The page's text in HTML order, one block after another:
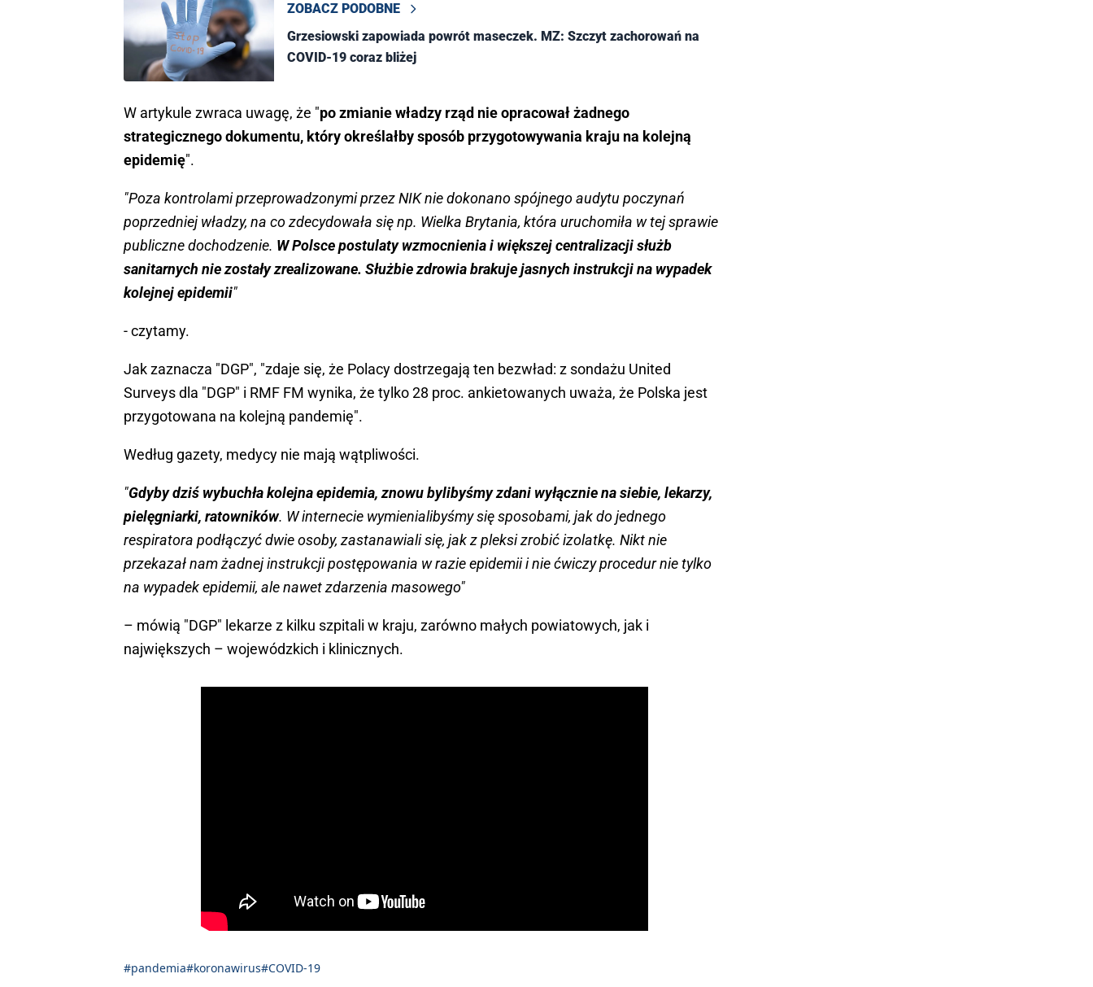
ZOBACZ PODOBNE
Grzesiowski zapowiada powrót maseczek. MZ: Szczyt zachorowań na
COVID-19 coraz bliżej
W artykule zwraca uwagę, że "po zmianie władzy rząd nie opracował żadnego
strategicznego dokumentu, który określałby sposób przygotowywania kraju na kolejną
epidemię".
"Poza kontrolami przeprowadzonymi przez NIK nie dokonano spójnego audytu poczynań
poprzedniej władzy, na co zdecydowała się np. Wielka Brytania, która uruchomiła w tej sprawie
publiczne dochodzenie. W Polsce postulaty wzmocnienia i większej centralizacji służb
sanitarnych nie zostały zrealizowane. Służbie zdrowia brakuje jasnych instrukcji na wypadek
kolejnej epidemii"
- czytamy.
Jak zaznacza "DGP", "zdaje się, że Polacy dostrzegają ten bezwład: z sondażu United
Surveys dla "DGP" i RMF FM wynika, że tylko 28 proc. ankietowanych uważa, że Polska jest
przygotowana na kolejną pandemię".
Według gazety, medycy nie mają wątpliwości.
"Gdyby dziś wybuchła kolejna epidemia, znowu bylibyśmy zdani wyłącznie na siebie, lekarzy,
pielęgniarki, ratowników. W internecie wymienialibyśmy się sposobami, jak do jednego
respiratora podłączyć dwie osoby, zastanawiali się, jak z pleksi zrobić izolatkę. Nikt nie
przekazał nam żadnej instrukcji postępowania w razie epidemii i nie ćwiczy procedur nie tylko
na wypadek epidemii, ale nawet zdarzenia masowego"
– mówią "DGP" lekarze z kilku szpitali w kraju, zarówno małych powiatowych, jak i
największych – wojewódzkich i klinicznych.
#pandemia#koronawirus#COVID-19